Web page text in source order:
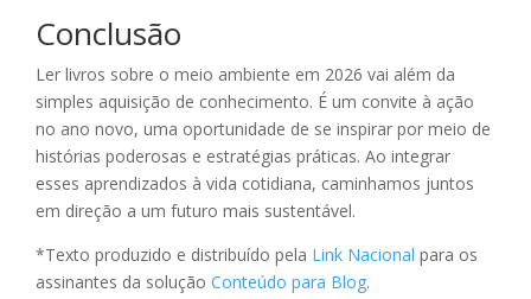
Conclusão
Ler livros sobre o meio ambiente em 2026 vai além da
simples aquisição de conhecimento. É um convite à ação
no ano novo, uma oportunidade de se inspirar por meio de
histórias poderosas e estratégias práticas. Ao integrar
esses aprendizados à vida cotidiana, caminhamos juntos
em direção a um futuro mais sustentável.
*Texto produzido e distribuído pela Link Nacional para os
assinantes da solução Conteúdo para Blog.